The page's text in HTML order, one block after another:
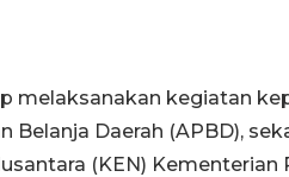
melaksanakan kegiatan
Daerah (APBD),
(KEN) Kementerian